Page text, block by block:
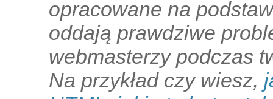
opracowane na
oddają prawdziwe
webmasterzy podczas
Na przykład czy wiesz,